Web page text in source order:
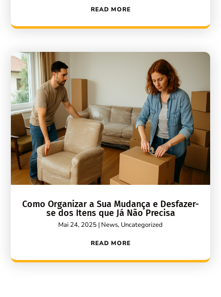
READ MORE
Como Organizar a Sua Mudança e Desfazer-
se dos Itens que Já Não Precisa
Mai 24, 2025 | News, Uncategorized
READ MORE